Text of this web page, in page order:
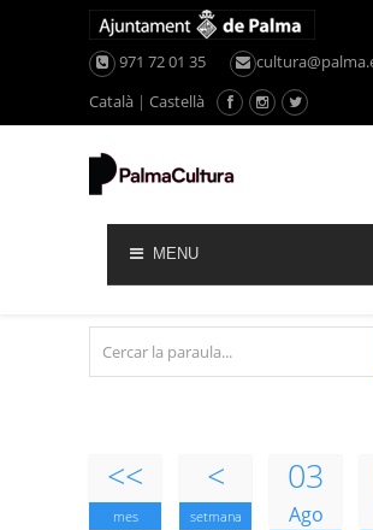
971 72 01 35
Català | Castellà
MENU
<<
mes
<
setmana
03
Ago